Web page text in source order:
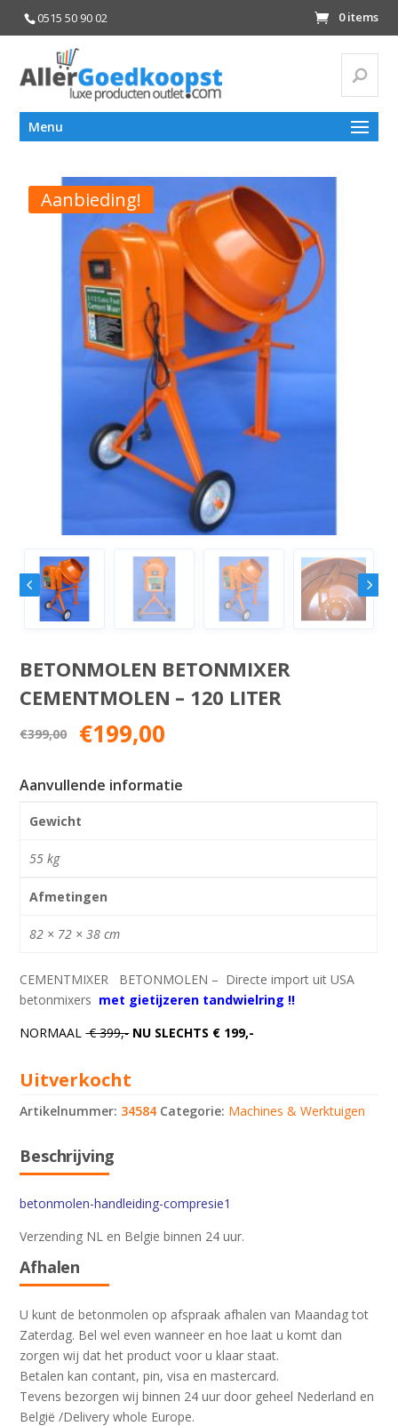
0515 50 90 02 0 items
naar:
Menu
Aanbieding!
BETONMOLEN BETONMIXER
CEMENTMOLEN – 120 LITER
€399,00 Oorspronkelijke
prijs
was:
€399,00.
€199,00
is:
€199,00.
Aanvullende informatie
Gewicht
55 kg
Afmetingen
82 × 72 × 38 cm
CEMENTMIXER BETONMOLEN – Directe import uit USA
betonmixers met gietijzeren tandwielring !!
NORMAAL€ 399,-NU SLECHTS € 199,-
Uitverkocht
Artikelnummer: 34584 Categorie: Machines & Werktuigen
Beschrijving
betonmolen-handleiding-compresie1
Verzending NL en Belgie binnen 24 uur.
Afhalen
U kunt de betonmolen op afspraak afhalen van Maandag tot
Zaterdag. Bel wel even wanneer en hoe laat u komt dan
zorgen wij dat het product voor u klaar staat.
Betalen kan contant, pin, visa en mastercard.
Tevens bezorgen wij binnen 24 uur door geheel Nederland en
België /Delivery whole Europe.